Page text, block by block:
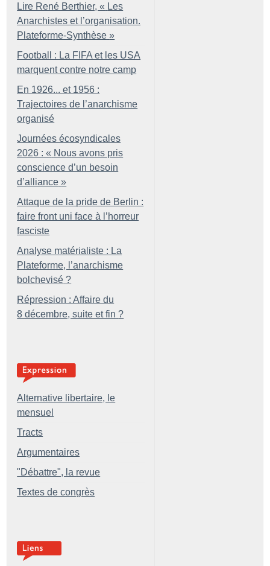
Lire René Berthier, « Les
Anarchistes et l’organisation.
Plateforme-Synthèse »
Football : La FIFA et les USA
marquent contre notre camp
En 1926... et 1956 :
Trajectoires de l’anarchisme
organisé
Journées écosyndicales
2026 : « Nous avons pris
conscience d’un besoin
d’alliance »
Attaque de la pride de Berlin :
faire front uni face à l’horreur
fasciste
Analyse matérialiste : La
Plateforme, l’anarchisme
bolchevisé ?
Répression : Affaire du
8 décembre, suite et fin ?
Alternative libertaire, le
mensuel
Tracts
Argumentaires
"Débattre", la revue
Textes de congrès